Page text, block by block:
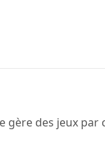
des jeux